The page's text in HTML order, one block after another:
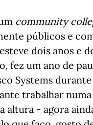
community
públicos e
dois anos e
fez um ano de
Systems
trabalhar
altura - agora